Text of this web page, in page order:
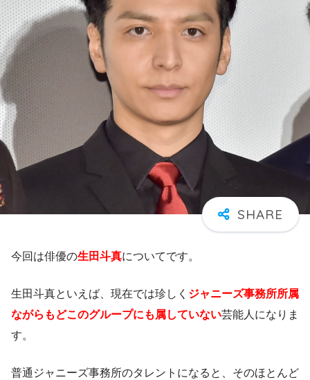
今回は俳優の生田斗真についてです。
生田斗真といえば、現在では珍しく ジャニーズ事務所所属
ながらもどこのグループにも属していない芸能人になりま
す。
普通ジャニーズ事務所のタレントになると、そのほとんど